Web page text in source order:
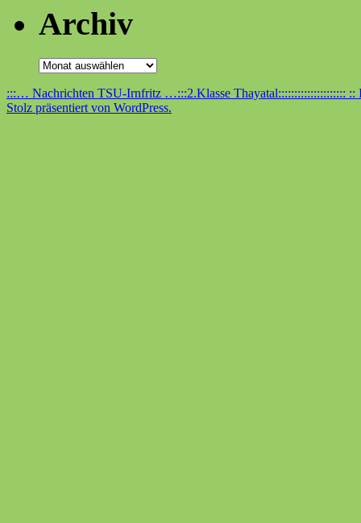
Archiv
Archiv
:::… Nachrichten TSU-Irnfritz …:::2.Klasse Thayatal::::::::::::::::::::: ::
Stolz präsentiert von WordPress.